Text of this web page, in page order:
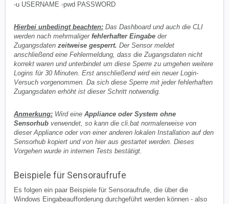
-u USERNAME -pwd PASSWORD
Hierbei unbedingt beachten: Das Dashboard und auch die CLI
werden nach mehrmaliger fehlerhafter Eingabe der
Zugangsdaten zeitweise gesperrt. Der Sensor meldet
anschließend eine Fehlermeldung, dass die Zugangsdaten nicht
korrekt waren und unterbindet um diese Sperre zu umgehen weitere
Logins für 30 Minuten. Erst anschließend wird ein neuer Login-
Versuch vorgenommen. Da sich diese Sperre mit jeder fehlerhaften
Zugangsdaten erhöht ist dieser Schritt notwendig.
Anmerkung: Wird eine Appliance oder System ohne
Sensorhub verwendet, so kann die cli.bat normalerweise von
dieser Appliance oder von einer anderen lokalen Installation auf den
Sensorhub kopiert und von hier aus gestartet werden. Dieses
Vorgehen wurde in internen Tests bestätigt.
Beispiele für Sensoraufrufe
Es folgen ein paar Beispiele für Sensoraufrufe, die über die
Windows Eingabeaufforderung durchgeführt werden können - also